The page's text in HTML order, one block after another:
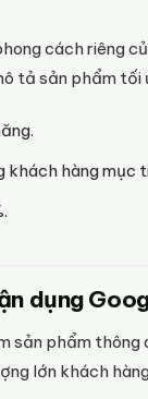
cách riêng
tả sản phẩm tối
khách hàng mục
dụng
sản phẩm
lớn khách